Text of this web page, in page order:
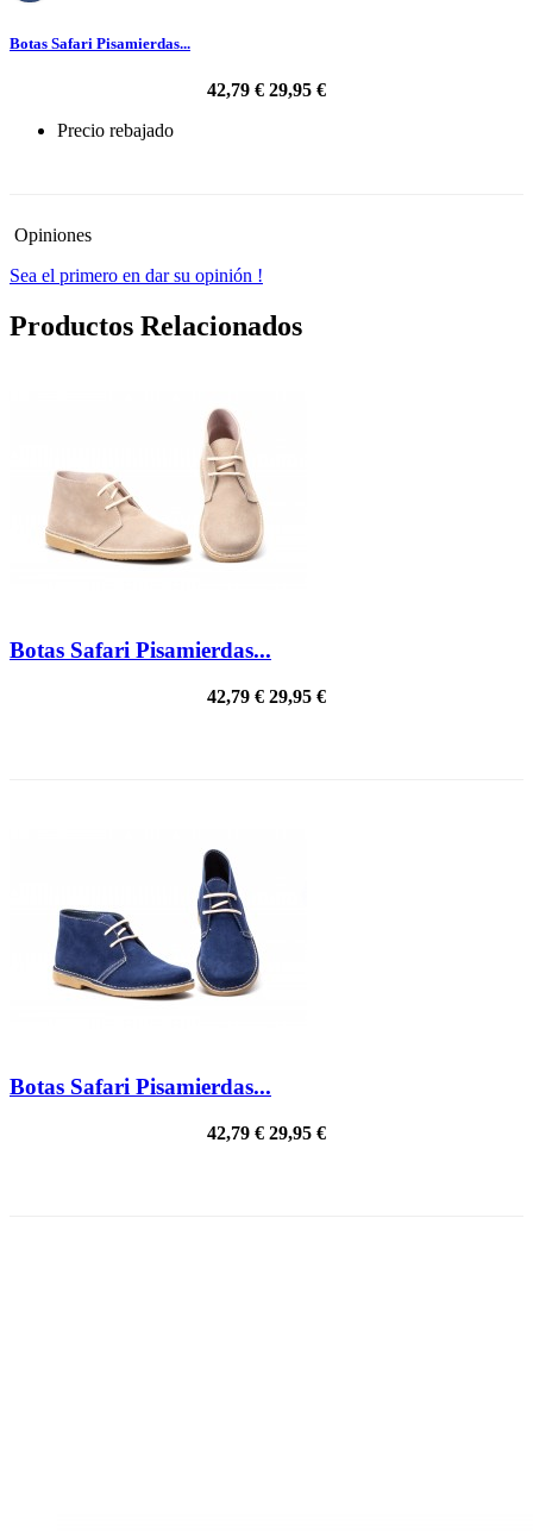
Botas Safari Pisamierdas...
42,79 € 29,95 €
Precio rebajado
Opiniones
Sea el primero en dar su opinión !
Productos Relacionados
Botas Safari Pisamierdas...
42,79 € 29,95 €
Botas Safari Pisamierdas...
42,79 € 29,95 €